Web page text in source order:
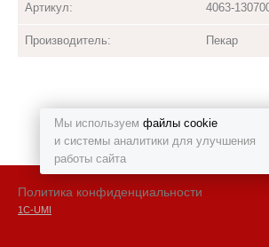
Мы используем файлы cookie
и системы аналитики для улучшения
работы сайта
Артикул: 4063-
Производитель: Пекар
Политика конфиденциальности
1С-UMI